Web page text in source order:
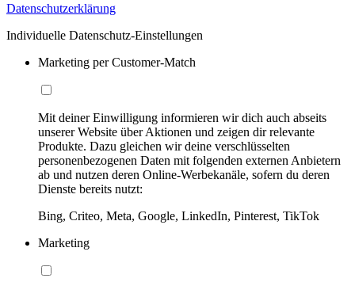
Datenschutzerklärung
Individuelle Datenschutz-Einstellungen
Marketing per Customer-Match
Mit deiner Einwilligung informieren wir dich auch abseits
unserer Website über Aktionen und zeigen dir relevante
Produkte. Dazu gleichen wir deine verschlüsselten
personenbezogenen Daten mit folgenden externen Anbietern
ab und nutzen deren Online-Werbekanäle, sofern du deren
Dienste bereits nutzt:
Bing, Criteo, Meta, Google, LinkedIn, Pinterest, TikTok
Marketing